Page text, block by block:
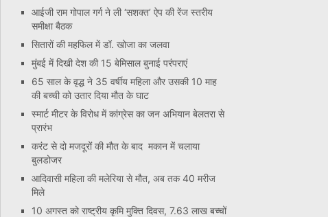
आईजी राम गोपाल गर्ग ने ली ‘सशक्त’ ऐप की रेंज स्तरीय
समीक्षा बैठक
सितारों की महफिल में डॉ. खोजा का जलवा
मुंबई में दिखी देश की 15 बेमिसाल बुनाई परंपराएं
65 साल के वृद्ध ने 35 वर्षीय महिला और उसकी 10 माह
की बच्ची को उतार दिया मौत के घाट
स्मार्ट मीटर के विरोध में कांग्रेस का जन अभियान बेलतरा से
प्रारंभ
करंट से दो मजदूरों की मौत के बाद मकान में चलाया
बुलडोजर
आदिवासी महिला की मलेरिया से मौत, अब तक 40 मरीज
मिले
10 अगस्त को राष्ट्रीय कृमि मुक्ति दिवस, 7.63 लाख बच्चों